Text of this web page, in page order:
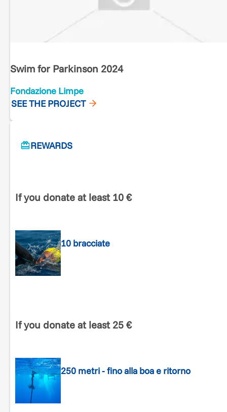
Swim for Parkinson 2024
Fondazione Limpe
SEE THE PROJECT
REWARDS
If you donate at least 10 €
10 bracciate
If you donate at least 25 €
250 metri - fino alla boa e ritorno